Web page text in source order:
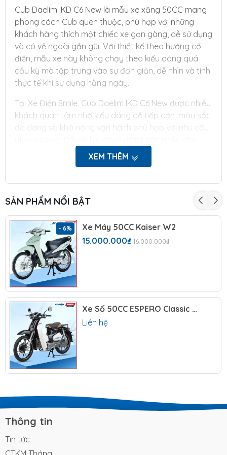
Cub Daelim IKD C6 New là mẫu xe xăng 50CC mang
phong cách Cub quen thuộc, phù hợp với những
khách hàng thích một chiếc xe gọn gàng, dễ sử dụng
và có vẻ ngoài gần gũi. Với thiết kế theo hướng cổ
điển, mẫu xe này không chạy theo kiểu dáng quá
cầu kỳ mà tập trung vào sự đơn giản, dễ nhìn và tính
thực tế khi sử dụng hằng ngày.
Tại Xe Điện Smile, Cub Daelim IKD C6 New được nhiều
khách quan tâm nhờ kiểu dáng dễ tiếp cận, màu sắc
đa dạng và khả năng vận hành phù hợp với nhu cầu
người cần một chiếc xe xăng 50CC để đi học, đi làm,
đi chợ hoặc di chuyển trong khu vực nội thành.
Thiết kế Cub Daelim IKD
C6 New mang nét cổ điển
dễ sử dụng
Điểm dễ nhận ra ở dòng xe này là phong cách Cub
cổ điển, tạo cảm giác thân thiện ngay từ cái nhìn
đầu tiên. Mẫu xe này phù hợp với khách hàng thích
kiểu dáng xe nhỏ gọn, không quá hầm hố nhưng vẫn
có sự chỉn chu trong tổng thể.
Dáng xe Cub thường được yêu thích vì dễ điều khiển,
dễ làm quen và phù hợp với nhiều độ tuổi. Khi sử
dụng hằng ngày, một chiếc xe có thiết kế gọn sẽ
giúp người lái thuận tiện hơn khi di chuyển trong hẻm
nhỏ, khu dân cư, bãi giữ xe hoặc những đoạn đường
đông.
Với trọng lượng xe 85kg, phiên bản này hướng đến
sự cân bằng giữa cảm giác chắc xe và khả năng
xoay trở khi sử dụng thường xuyên. Đây là điểm
quá nặng nề, dễ dắt, dễ kiểm soát trong các tình
XEM THÊM
SẢN PHẨM NỔI BẬT
- 6%
Xe Máy 50CC Kaiser W2
15.000.000₫ 16.000.000₫
Xe Số 50CC ESPERO Classic VVIP II
Liên hệ
Thông tin
Tin tức